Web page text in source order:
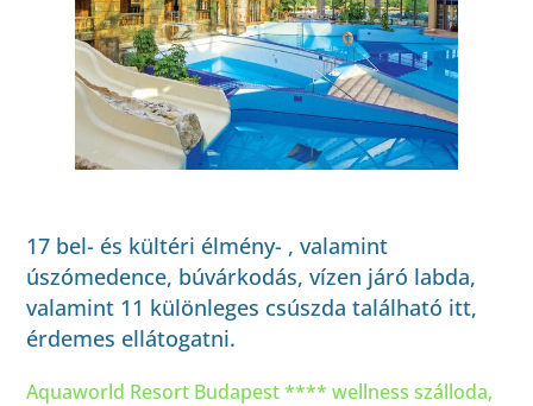
17 bel- és kültéri élmény- , valamint
úszómedence, búvárkodás, vízen járó labda,
valamint 11 különleges csúszda található itt,
érdemes ellátogatni.
Aquaworld Resort Budapest **** wellness szálloda,